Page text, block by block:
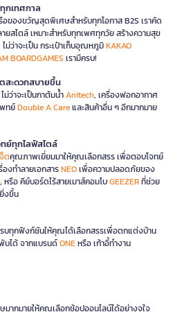
กเทศกาล
ของขวัญสุดพิเศษสำหรับทุกโอกาส B2S เราคัด
ยสไตล์ เหมาะสำหรับทุกเพศทุกวัย สร้างความสุข
ว่าจะเป็น กระเป๋าเก็บอุณหภูมิKAKAO
BOARDGAMES เรามีครบ!
สะดวกสบายขึ้น
ม่ว่าจะเป็นกาต้มน้ำAnitech, เครื่องฟอกอากาศ
ทย์Double A Careและสินค้าอื่น ๆ อีกมากมาย
ย์ทุกไลฟ์สไตล์
ตคุณภาพเยี่ยมมาให้คุณเลือกสรร เพื่อตอบโจทย์
งทำลายเอกสารNEOเพื่อความปลอดภัยของ
, หรือ คีย์บอร์ดไร้สายเมาส์คอมโบGEEZERที่ช่วย
งขึ้น
บทุกฟังก์ชันให้คุณได้เลือกสรรเพื่อตกแต่งบ้าน
พับได้ จากแบรนด์ONEหรือ เก้าอี้ทำงาน
มากมายให้คุณเลือกช้อปออนไลน์ได้อย่างจุใจ